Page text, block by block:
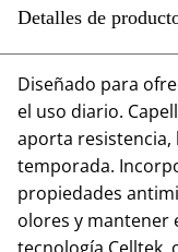
Detalles de
Diseñado para
el uso diario.
aporta resistencia,
temporada.
propiedades
olores y mantener